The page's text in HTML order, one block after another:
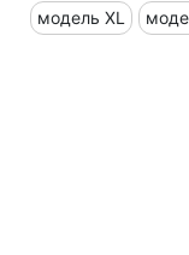
модель XL